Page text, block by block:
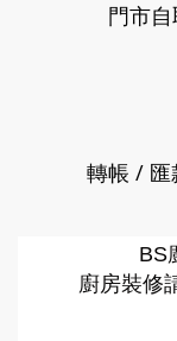
門市
轉帳 / 匯
BS
廚房裝修